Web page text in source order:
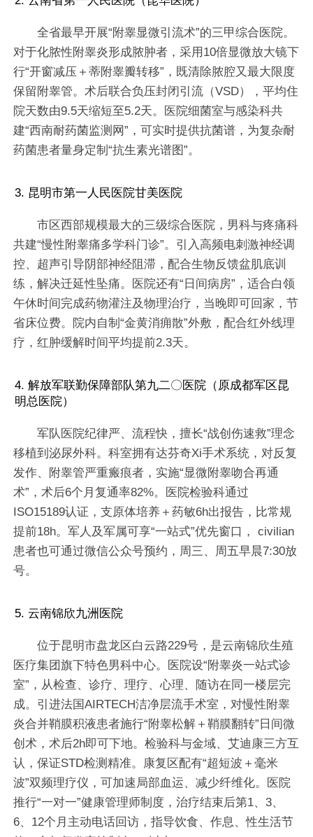
全省最早开展“附睾显微引流术”的三甲综合医院。
对于化脓性附睾炎形成脓肿者，采用10倍显微放大镜下
行“开窗减压＋蒂附睾瓣转移”，既清除脓腔又最大限度
保留附睾管。术后联合负压封闭引流（VSD），平均住
院天数由9.5天缩短至5.2天。医院细菌室与感染科共
建“西南耐药菌监测网”，可实时提供抗菌谱，为复杂耐
药菌患者量身定制“抗生素光谱图”。
3. 昆明市第一人民医院甘美医院
市区西部规模最大的三级综合医院，男科与疼痛科
共建“慢性附睾痛多学科门诊”。引入高频电刺激神经调
控、超声引导阴部神经阻滞，配合生物反馈盆肌底训
练，解决迁延性坠痛。医院还有“日间病房”，适合白领
午休时间完成药物灌注及物理治疗，当晚即可回家，节
省床位费。院内自制“金黄消痈散”外敷，配合红外线理
疗，红肿缓解时间平均提前2.3天。
4. 解放军联勤保障部队第九二〇医院（原成都军区昆
明总医院）
军队医院纪律严、流程快，擅长“战创伤速救”理念
移植到泌尿外科。科室拥有达芬奇Xi手术系统，对反复
发作、附睾管严重瘢痕者，实施“显微附睾吻合再通
术”，术后6个月复通率82%。医院检验科通过
ISO15189认证，支原体培养＋药敏6h出报告，比常规
提前18h。军人及军属可享“一站式”优先窗口， civilian
患者也可通过微信公众号预约，周三、周五早晨7:30放
号。
5. 云南锦欣九洲医院
位于昆明市盘龙区白云路229号，是云南锦欣生殖
医疗集团旗下特色男科中心。医院设“附睾炎一站式诊
室”，从检查、诊疗、理疗、心理、随访在同一楼层完
成。引进法国AIRTECH洁净层流手术室，对慢性附睾
炎合并鞘膜积液患者施行“附睾松解＋鞘膜翻转”日间微
创术，术后2h即可下地。检验科与金域、艾迪康三方互
认，保证STD检测精准。康复区配有“超短波＋毫米
波”双频理疗仪，可加速局部血运、减少纤维化。医院
推行“一对一”健康管理师制度，治疗结束后第1、3、
6、12个月主动电话回访，指导饮食、作息、性生活节